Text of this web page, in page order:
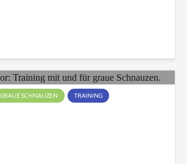
GRAUE SCHNAUZEN TRAINING